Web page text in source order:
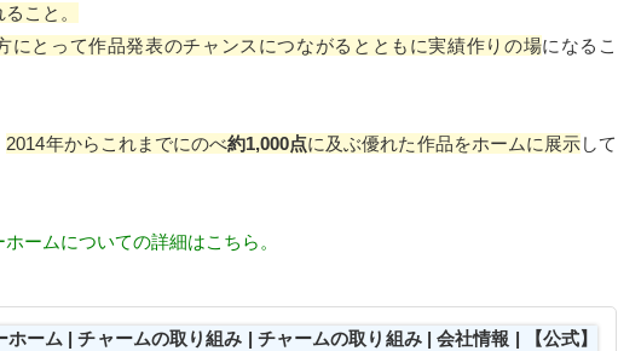
こと。
にとって作品発表のチャンスにつながるとともに実績作りの場になるこ
2014年からこれまでにのべ約1,000点に及ぶ優れた作品をホームに展示して
ームについての詳細はこちら。
ホーム | チャームの取り組み | チャームの取り組み | 会社情報 | 【公式】